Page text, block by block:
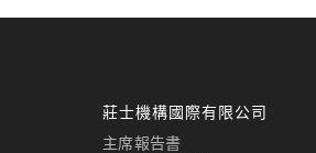
莊士機構國際有限公司
主席報告書